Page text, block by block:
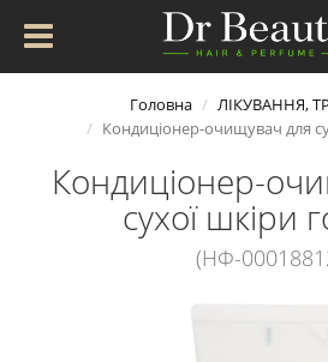
Головна
ЛІКУВАННЯ,
Кондиціонер-очищувач для
Кондиціонер-
сухої шкіри
(НФ-